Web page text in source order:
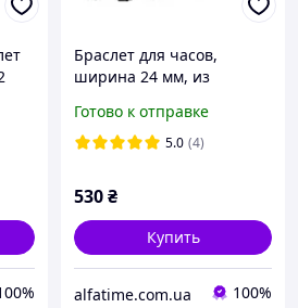
Браслет для часов,
ширина 24 мм, из
дополнительным
закругленным
Готово к отправке
5.0 (4)
530₴
Купить
alfatime.com.ua 100%